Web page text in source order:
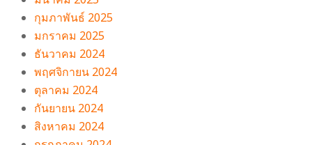
กุมภาพันธ์ 2025
มกราคม 2025
ธันวาคม 2024
พฤศจิกายน 2024
ตุลาคม 2024
กันยายน 2024
สิงหาคม 2024